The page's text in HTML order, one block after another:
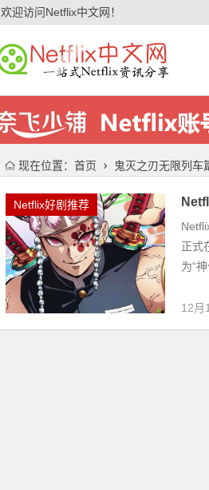
欢迎访问Netflix中文网！
现在位置： 首页 鬼灭之刃无限列车
Netflix好剧推荐
正式
为“
12月